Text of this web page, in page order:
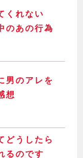
くれない
のあの行為
男のアレを
想
どうしたら
るのです